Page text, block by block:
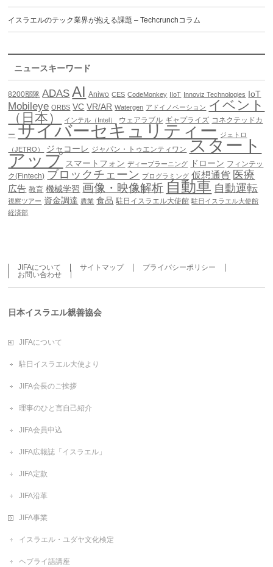
イスラエルのテック業界が抱える課題 – Techcrunchコラム
ニュースキーワード
8200部隊 ADAS AI Aniwo CES CodeMonkey IIoT Innoviz Technologies IoT
Mobileye ORBS VC VR/AR Watergen アドイノベーション イベント
（日本）
インテル（Intel） ウェアラブル ギャプライズ コネクテッドカ
ー サイバーセキュリティー ジェトロ
（JETRO）
ジャコーレ ジャパン・トゥエンティワン スタート
アップ スマートフォン ディープラーニング ドローン フィンテッ
ク(Fintech) ブロックチェーン プログラミング 仮想通貨 医療
広告 教育 機械学習 画像・映像解析 自動車 自動運転
視察ツアー 資金調達 農業 食品 駐日イスラエル大使館 駐日イスラエル大使館
経済部
JIFAについて サイトマップ
プライバシーポリシー
お問い合わせ
日本イスラエル親善協会
JIFAについて
駐日イスラエル大使より
JIFA会長のご挨拶
理事のひと言自己紹介
JIFA会員申込
JIFA広報誌「イスラエル」
JIFA定款
JIFA沿革
JIFA事業
イスラエル・ユダヤ文化検定
ヘブライ語講座